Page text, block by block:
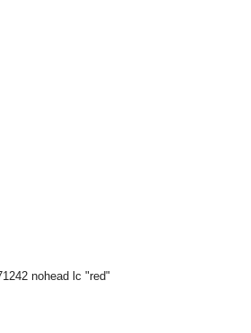
nohead lc "red"